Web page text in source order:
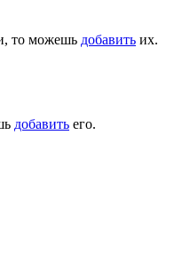
то можешь добавить их.
добавить его.